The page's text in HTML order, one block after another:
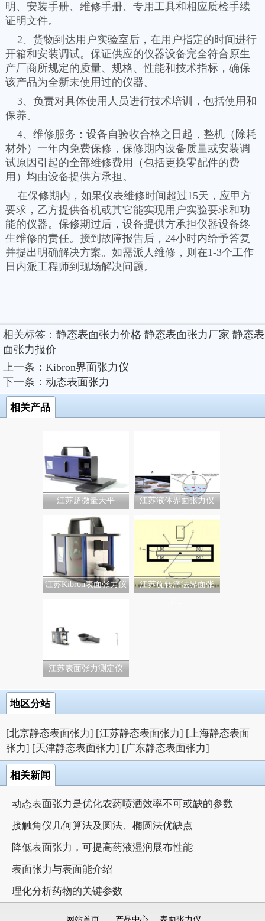
明、安装手册、维修手册、专用工具和相应质检手续
证明文件。
2、货物到达用户实验室后，在用户指定的时间进行
开箱和安装调试。保证供应的仪器设备完全符合原生
产厂商所规定的质量、规格、性能和技术指标，确保
该产品为全新未使用过的仪器。
3、负责对具体使用人员进行技术培训，包括使用和
保养。
4、维修服务：设备自验收合格之日起，整机（除耗
材外）一年内免费保修，保修期内设备质量或安装调
试原因引起的全部维修费用（包括更换零配件的费
用）均由设备提供方承担。
在保修期内，如果仪表维修时间超过15天，应甲方
要求，乙方提供备机或其它能实现用户实验要求和功
能的仪器。保修期过后，设备提供方承担仪器设备终
生维修的责任。接到故障报告后，24小时内给予答复
并提出明确解决方案。如需派人维修，则在1-3个工作
日内派工程师到现场解决问题。
相关标签： 静态表面张力价格 静态表面张力厂家 静态表
面张力报价
上一条： Kibron界面张力仪
下一条： 动态表面张力
相关产品
江苏超微量天平 江苏液体界面张力仪
江苏Kibron表面张力仪
江苏旋转滴法界面张
江苏表面张力测定仪
地区分站
[北京静态表面张力] [江苏静态表面张力] [上海静态表面
张力] [天津静态表面张力] [广东静态表面张力]
相关新闻
动态表面张力是优化农药喷洒效率不可或缺的参数
接触角仪几何算法及圆法、椭圆法优缺点
降低表面张力，可提高药液湿润展布性能
表面张力与表面能介绍
理化分析药物的关键参数